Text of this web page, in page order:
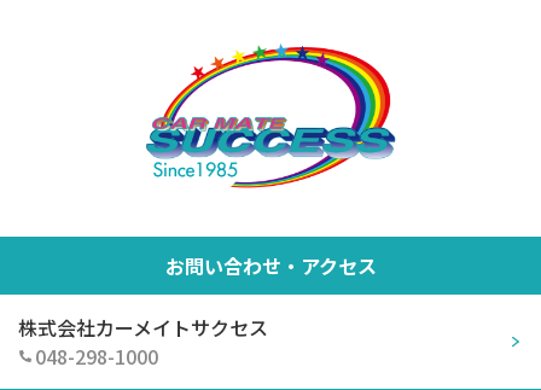
お問い合わせ・アクセス
株式会社カーメイトサクセス
048-298-1000